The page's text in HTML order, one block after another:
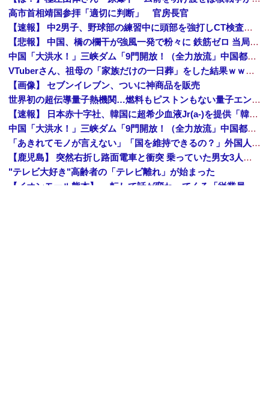
高市首相靖国参拝「適切に判断」 官房長官
【速報】 中2男子、野球部の練習中に頭部を強打しCT検査→70代医師「問題ないです」→中学生死亡「他人のCT画像みてました」
【悲報】 中国、橋の欄干が強風一発で粉々に 鉄筋ゼロ 当局「接着剤でくっつけただけ」「正常で、品質問題はない」
中国「大洪水！」三峡ダム「9門開放！（全力放流」中国都市「三峡沿線の道路水没」中国政府「高速道路封鎖！」中国ダム「緊急放流に合わせて開門（土砂崩れ発生」→
VTuberさん、祖母の「家族だけの一日葬」をした結果ｗｗｗｗｗｗｗ
【画像】 セブンイレブン、ついに神商品を販売
世界初の超伝導量子熱機関…燃料もピストンもない量子エンジンが回った！
【速報】 日本赤十字社、韓国に超希少血液Jr(a-)を提供「韓国内では適合する血液を確保できなかった」※今回で4回目
中国「大洪水！」三峡ダム「9門開放！（全力放流」中国都市「三峡沿線の道路水没」中国政府「高速道路封鎖！」中国ダム「緊急放流に合わせて開門（土砂崩れ発生」→
「あきれてモノが言えない」「国を維持できるの？」外国人の永住許可要件の厳格化で在日中国人の本音は？
【鹿児島】 突然右折し路面電車と衝突 乗っていた男女3人は車を放置しダッシュで逃走中
"テレビ大好き"高齢者の「テレビ離れ」が始まった